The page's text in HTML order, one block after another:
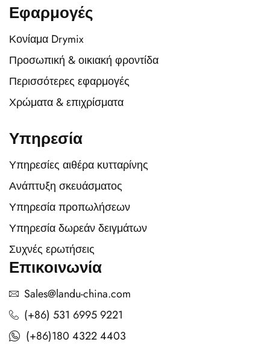
Εφαρμογές
Κονίαμα Drymix
Προσωπική & οικιακή φροντίδα
Περισσότερες εφαρμογές
Χρώματα & επιχρίσματα
Υπηρεσία
Υπηρεσίες αιθέρα κυτταρίνης
Ανάπτυξη σκευάσματος
Υπηρεσία προπωλήσεων
Υπηρεσία δωρεάν δειγμάτων
Συχνές ερωτήσεις
Επικοινωνία
Sales@landu-china.com
(+86) 531 6995 9221
(+86)180 4322 4403